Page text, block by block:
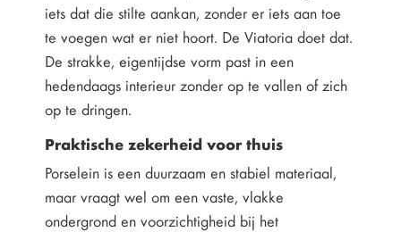
iets dat die stilte aankan, zonder er iets aan toe
te voegen wat er niet hoort. De Viatoria doet dat.
De strakke, eigentijdse vorm past in een
hedendaags interieur zonder op te vallen of zich
op te dringen.
Praktische zekerheid voor thuis
Porselein is een duurzaam en stabiel materiaal,
maar vraagt wel om een vaste, vlakke
ondergrond en voorzichtigheid bij het